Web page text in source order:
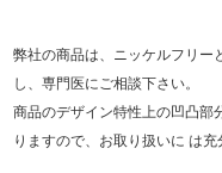
弊社の商品は、ニッケルフリー
し、専門医にご相談下さい。
商品のデザイン特性上の凹凸部
りますので、お取り扱いに は充